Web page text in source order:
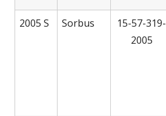
2005 S Sorbus
15-57-319-
2005